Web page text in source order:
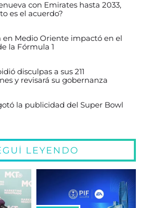
con Emirates hasta 2033,
es el acuerdo?
en Medio Oriente impactó en el
la Fórmula 1
disculpas a sus 211
y revisará su gobernanza
la publicidad del Super Bowl
LEYENDO